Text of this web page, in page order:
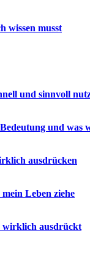
wissen musst
und sinnvoll
und was
ausdrücken
Leben ziehe
wirklich ausdrückt